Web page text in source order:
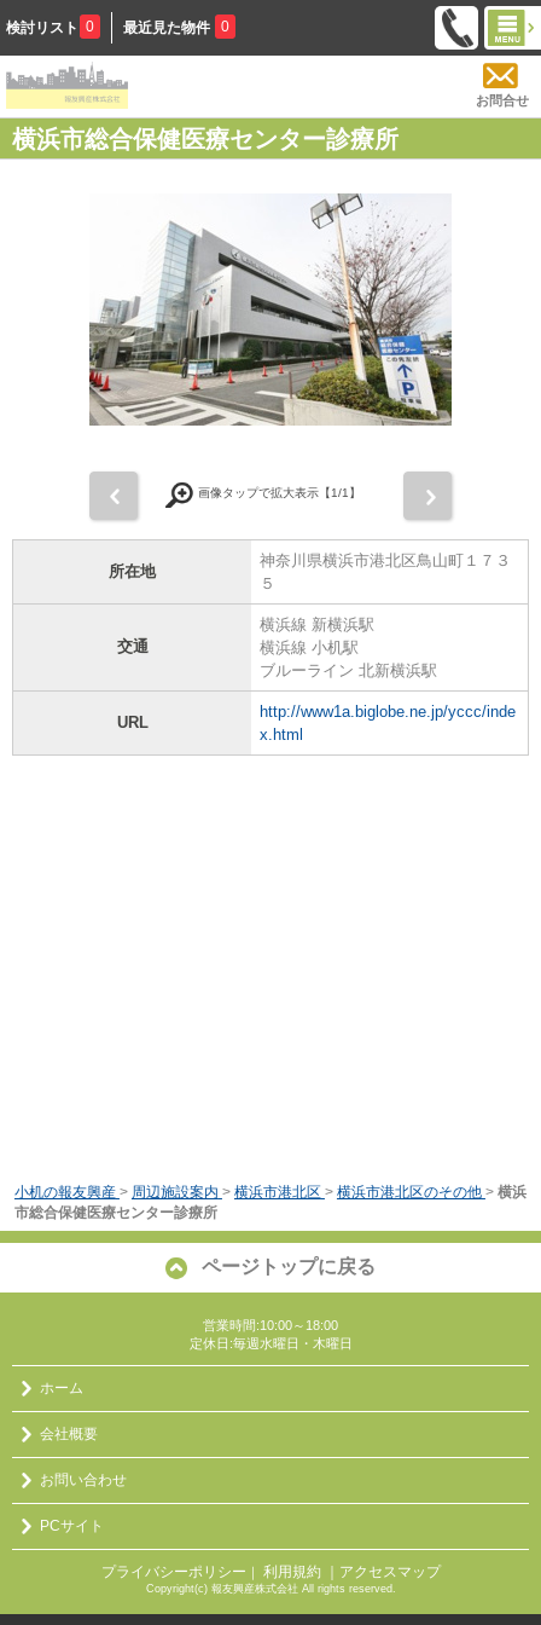
検討リスト 0 最近見た物件 0
お問合せ
横浜市総合保健医療センター診療所
画像タップで拡大表示【1/1】
所在地
神奈川県横浜市港北区鳥山町１７３
５
交通
横浜線 新横浜駅
横浜線 小机駅
ブルーライン 北新横浜駅
URL
http://www1a.biglobe.ne.jp/yccc/inde
x.html
小机の報友興産 > 周辺施設案内 > 横浜市港北区 > 横浜市港北区のその他 > 横浜
市総合保健医療センター診療所
ページトップに戻る
営業時間:10:00～18:00
定休日:毎週水曜日・木曜日
ホーム
会社概要
お問い合わせ
PCサイト
プライバシーポリシー ｜ 利用規約 ｜アクセスマップ
Copyright(c) 報友興産株式会社 All rights reserved.